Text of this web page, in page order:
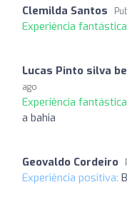
Clemilda Santos
Experiência
Lucas Pinto silva
ago
Experiência
a bahia
Geovaldo Cordeiro
Experiência positiva: